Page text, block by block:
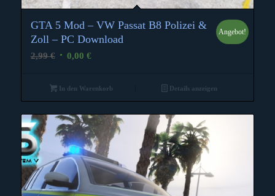
GTA 5 Mod – VW Passat B8 Polizei &
Zoll – PC Download
2,99€ Ursprünglicher
0,00 €Aktueller
Angebot!
In den Warenkorb Details anzeigen